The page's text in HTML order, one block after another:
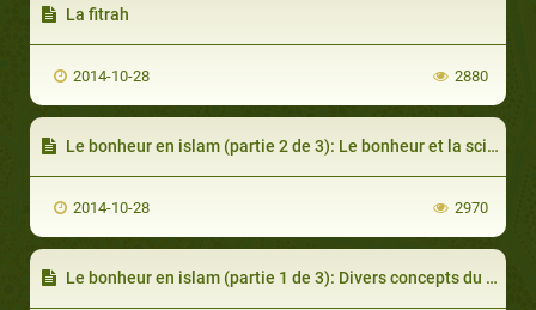
La fitrah
2014-10-28 2880
Le bonheur en islam (partie 2 de 3): Le bonheur et la science
2014-10-28 2970
Le bonheur en islam (partie 1 de 3): Divers concepts du bonheur